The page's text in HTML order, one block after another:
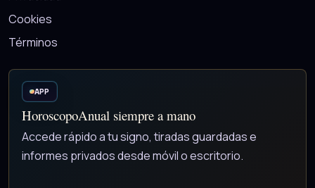
Cookies
Términos
APP
HoroscopoAnual siempre a mano
Accede rápido a tu signo, tiradas guardadas e
informes privados desde móvil o escritorio.